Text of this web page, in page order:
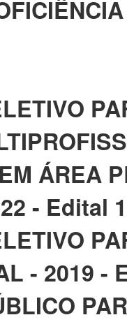
ÁREA
- Edital
- 2019 -